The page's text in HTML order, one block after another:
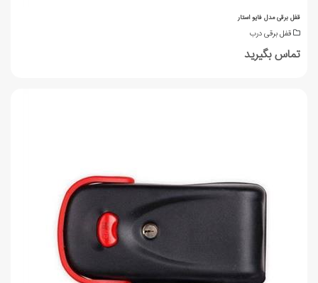
قفل برقی مدل فایو استار
قفل برقی درب
تماس بگیرید